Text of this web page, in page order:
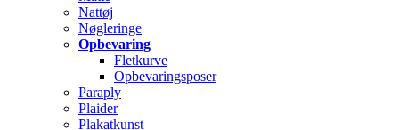
Nattøj
Nøgleringe
Opbevaring
Fletkurve
Opbevaringsposer
Paraply
Plaider
Plakatkunst